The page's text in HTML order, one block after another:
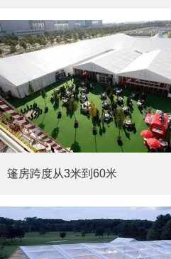
篷房跨度从3米到60米